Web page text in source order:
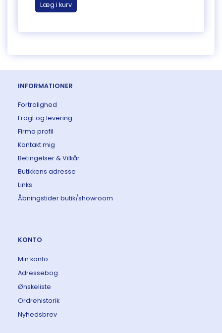
Læg i kurv
INFORMATIONER
Fortrolighed
Fragt og levering
Firma profil
Kontakt mig
Betingelser & Vilkår
Butikkens adresse
Links
Åbningstider butik/showroom
KONTO
Min konto
Adressebog
Ønskeliste
Ordrehistorik
Nyhedsbrev